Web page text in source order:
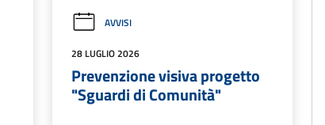
AVVISI
28 LUGLIO 2026
Prevenzione visiva progetto
"Sguardi di Comunità"